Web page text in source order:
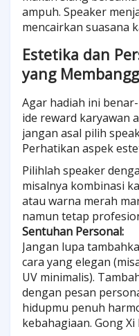
ampuh. Speaker
mencairkan suasana
Estetika dan
yang
Agar hadiah ini
ide reward karyawan
jangan asal pilih
Perhatikan aspek
Pilihlah speaker
misalnya kombinasi
atau warna merah
namun tetap
Sentuhan Personal:
Jangan lupa
cara yang elegan
UV minimalis).
dengan pesan
hidupmu penuh
kebahagiaan. Gong Xi